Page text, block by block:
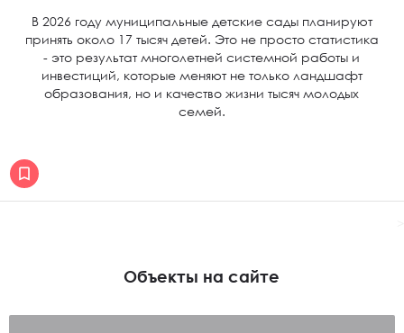
В 2026 году муниципальные детские сады планируют
принять около 17 тысяч детей. Это не просто статистика
- это результат многолетней системной работы и
инвестиций, которые меняют не только ландшафт
образования, но и качество жизни тысяч молодых
семей.
Объекты на сайте